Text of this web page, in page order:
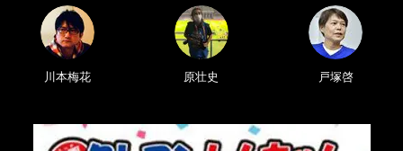
川本梅花 原壮史 戸塚啓